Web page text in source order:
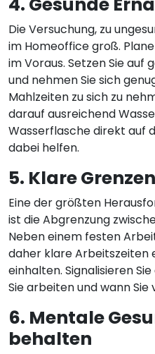
Die Versuchung, zu
im Homeoffice groß.
im Voraus. Setzen Sie auf
und nehmen Sie sich
Mahlzeiten zu sich zu
darauf ausreichend
Wasserflasche direkt auf
dabei helfen.
5. Klare
Eine der größten
ist die Abgrenzung
Neben einem festen
daher klare Arbeitszeiten
einhalten. Signalisieren
Sie arbeiten und wann Sie
6. Mentale
behalten